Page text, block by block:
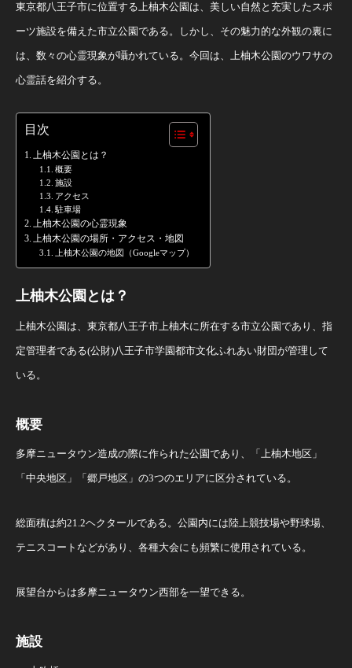
東京都八王子市に位置する上柚木公園は、美しい自然と充実したスポ
ーツ施設を備えた市立公園である。しかし、その魅力的な外観の裏に
は、数々の心霊現象が囁かれている。今回は、上柚木公園のウワサの
心霊話を紹介する。
目次
上柚木公園とは？
概要
施設
アクセス
駐車場
上柚木公園の心霊現象
上柚木公園の場所・アクセス・地図
上柚木公園の地図（Googleマップ）
上柚木公園とは？
上柚木公園は、東京都八王子市上柚木に所在する市立公園であり、指
定管理者である(公財)八王子市学園都市文化ふれあい財団が管理して
いる。
概要
多摩ニュータウン造成の際に作られた公園であり、「上柚木地区」
「中央地区」「郷戸地区」の3つのエリアに区分されている。
総面積は約21.2ヘクタールである。公園内には陸上競技場や野球場、
テニスコートなどがあり、各種大会にも頻繁に使用されている。
展望台からは多摩ニュータウン西部を一望できる。
施設